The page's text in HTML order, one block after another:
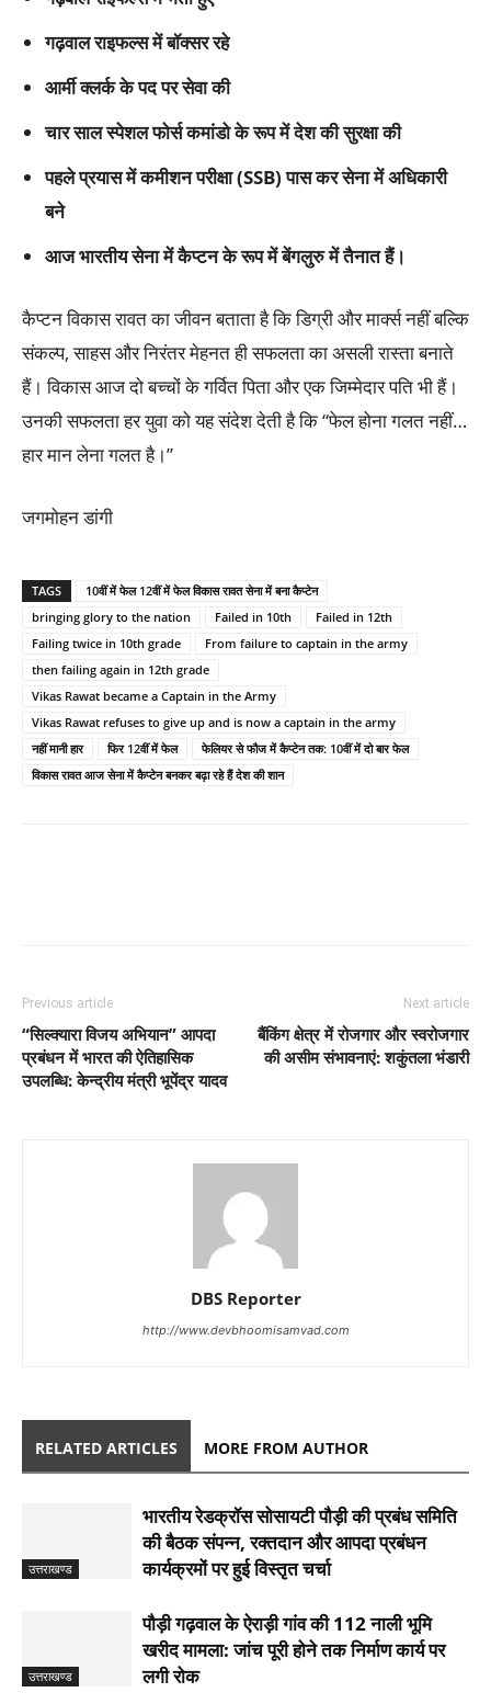
गढ़वाल राइफल्स में बॉक्सर रहे
आर्मी क्लर्क के पद पर सेवा की
चार साल स्पेशल फोर्स कमांडो के रूप में देश की सुरक्षा की
पहले प्रयास में कमीशन परीक्षा (SSB) पास कर सेना में अधिकारी
बने
आज भारतीय सेना में कैप्टन के रूप में बेंगलुरु में तैनात हैं।
कैप्टन विकास रावत का जीवन बताता है कि डिग्री और मार्क्स नहीं बल्कि
संकल्प, साहस और निरंतर मेहनत ही सफलता का असली रास्ता बनाते
हैं। विकास आज दो बच्चों के गर्वित पिता और एक जिम्मेदार पति भी हैं।
उनकी सफलता हर युवा को यह संदेश देती है कि “फेल होना गलत नहीं…
हार मान लेना गलत है।”
जगमोहन डांगी
TAGS
10वीं में फेल 12वीं में फेल विकास रावत सेना में बना कैप्टेन
bringing glory to the nation
Failed in 10th
Failed in 12th
Failing twice in 10th grade
From failure to captain in the army
then failing again in 12th grade
Vikas Rawat became a Captain in the Army
Vikas Rawat refuses to give up and is now a captain in the army
नहीं मानी हार
फिर 12वीं में फेल
फेलियर से फौज में कैप्टेन तक: 10वीं में दो बार फेल
विकास रावत आज सेना में कैप्टेन बनकर बढ़ा रहे हैं देश की शान
Previous article
“सिल्क्यारा विजय अभियान” आपदा
प्रबंधन में भारत की ऐतिहासिक
उपलब्धि: केन्द्रीय मंत्री भूपेंद्र यादव
Next article
बैंकिंग क्षेत्र में रोजगार और स्वरोजगार
की असीम संभावनाएं: शकुंतला भंडारी
DBS Reporter
http://www.devbhoomisamvad.com
RELATED ARTICLES MORE FROM AUTHOR
उत्तराखण्ड
भारतीय रेडक्रॉस सोसायटी पौड़ी की प्रबंध समिति
की बैठक संपन्न, रक्तदान और आपदा प्रबंधन
कार्यक्रमों पर हुई विस्तृत चर्चा
उत्तराखण्ड
पौड़ी गढ़वाल के ऐराड़ी गांव की 112 नाली भूमि
खरीद मामला: जांच पूरी होने तक निर्माण कार्य पर
लगी रोक